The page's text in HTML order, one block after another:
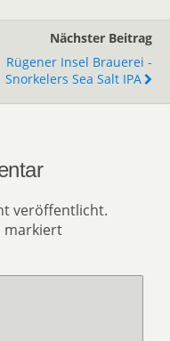
Nächster Beitrag
Rügener Insel Brauerei -
Snorkelers Sea Salt IPA
veröffentlicht.
markiert